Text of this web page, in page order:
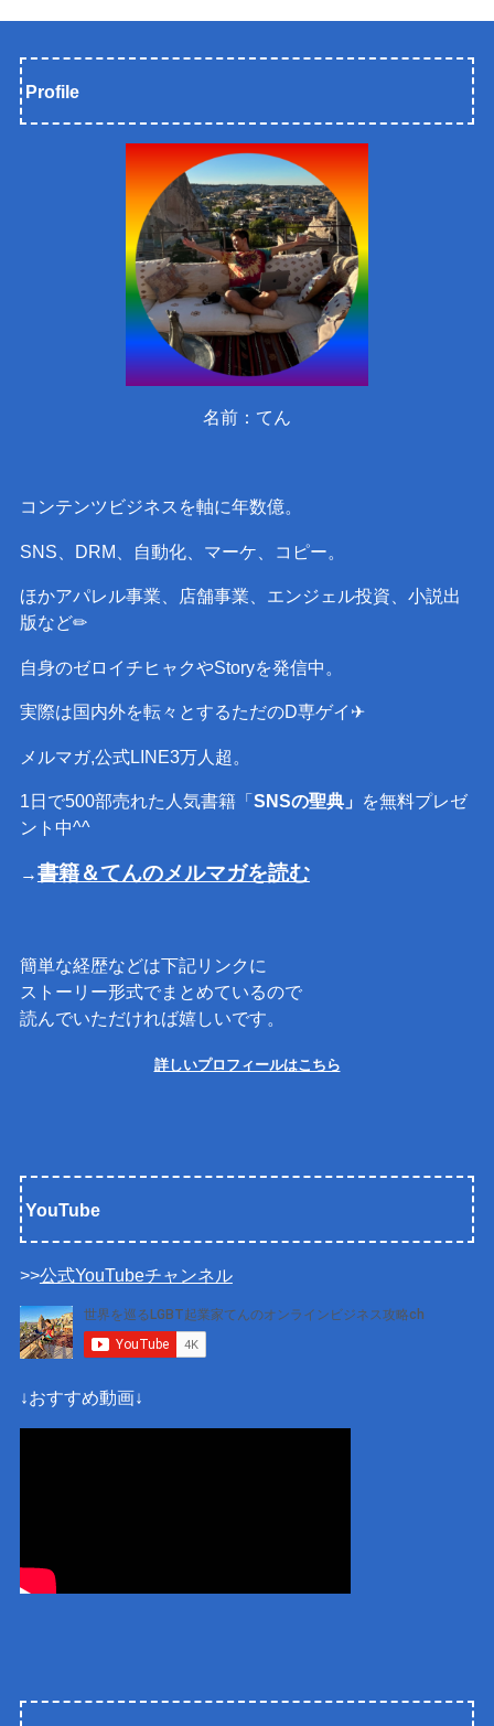
Profile
名前：てん
コンテンツビジネスを軸に年数億。
SNS、DRM、自動化、マーケ、コピー。
ほかアパレル事業、店舗事業、エンジェル投資、小説出
版など✏︎
自身のゼロイチヒャクやStoryを発信中。
実際は国内外を転々とするただのD専ゲイ✈︎
メルマガ,公式LINE3万人超。
1日で500部売れた人気書籍「SNSの聖典」
を無料プレゼ
ント中^^
→書籍＆てんのメルマガを読む
簡単な経歴などは下記リンクに
ストーリー形式でまとめているので
読んでいただければ嬉しいです。
詳しいプロフィールはこちら
YouTube
>>公式YouTubeチャンネル
↓おすすめ動画↓